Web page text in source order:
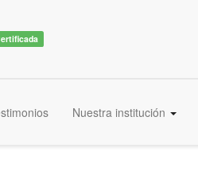
Nuestra institución